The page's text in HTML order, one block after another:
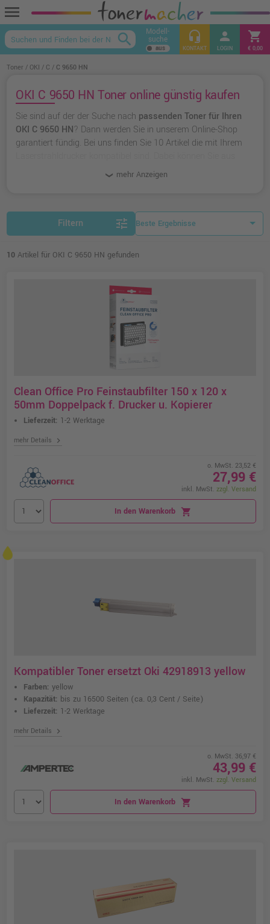
menu
keyboard_arrow_up
search Modell-
suche headset_mic
KONTAKT
person
LOGIN
shopping_cart
€ 0,00
Toner OKI C C 9650 HN
OKI C 9650 HN Toner online günstig kaufen
Sie sind auf der der Suche nach passenden Toner für Ihren
OKI C 9650 HN? Dann werden Sie in unserem Online-Shop
garantiert fündig. Bei uns finden Sie 10 Artikel die mit Ihrem
wählen oder zu
mehr Anzeigen
Filtern tune
10 Artikel für OKI C 9650 HN gefunden
Clean Office Pro Feinstaubfilter 150 x 120 x
50mm Doppelpack f. Drucker u. Kopierer
Lieferzeit: 1-2 Werktage
mehr Details chevron_right
o. MwSt. 23,52 €
27,99 €
inkl. MwSt. zzgl. Versand
In den Warenkorb shopping_cart
Kompatibler Toner ersetzt Oki 42918913 yellow
Farben: yellow
Kapazität: bis zu 16500 Seiten (ca. 0,3 Cent / Seite)
Lieferzeit: 1-2 Werktage
mehr Details chevron_right
o. MwSt. 36,97 €
43,99 €
inkl. MwSt. zzgl. Versand
In den Warenkorb shopping_cart